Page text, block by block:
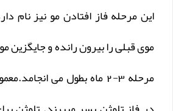
این مرحله فاز افتادن مو نیز نام
موی قبلی را بیرون رانده و جایگزین